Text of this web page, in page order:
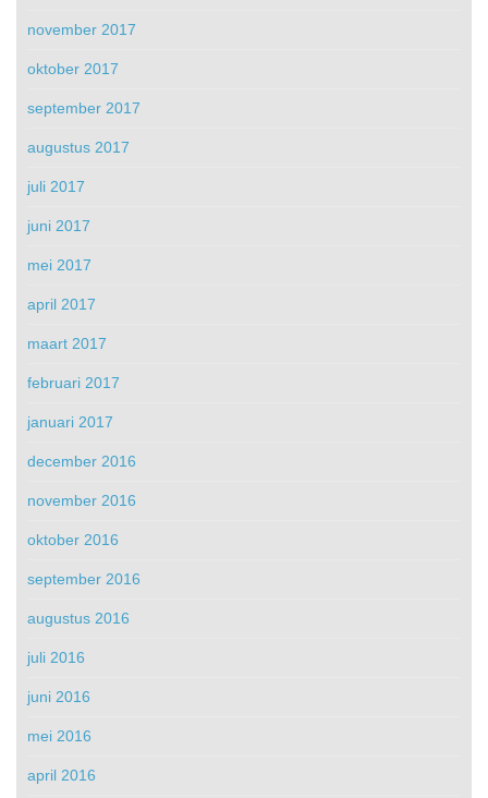
november 2017
oktober 2017
september 2017
augustus 2017
juli 2017
juni 2017
mei 2017
april 2017
maart 2017
februari 2017
januari 2017
december 2016
november 2016
oktober 2016
september 2016
augustus 2016
juli 2016
juni 2016
mei 2016
april 2016